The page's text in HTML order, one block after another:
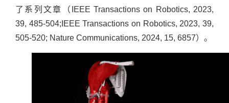
了系列文章（IEEE Transactions on Robotics, 2023,
39, 485-504;IEEE Transactions on Robotics, 2023, 39,
505-520; Nature Communications, 2024, 15, 6857）。